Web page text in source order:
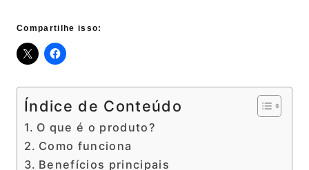
Compartilhe isso:
Índice de Conteúdo
O que é o produto?
Como funciona
Benefícios principais